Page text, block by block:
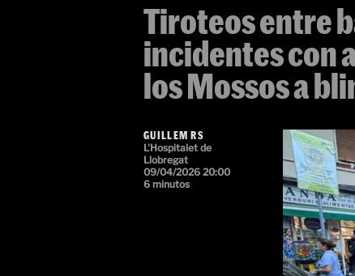
Tiroteos entre
incidentes con
los Mossos a
GUILLEM RS
L'Hospitalet de
Llobregat
09/04/2026 20:00
6 minutos